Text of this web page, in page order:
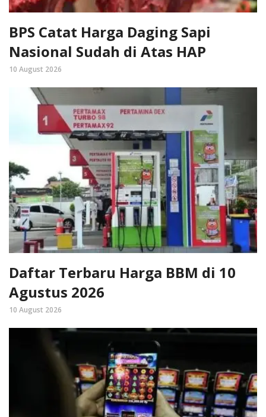
BPS Catat Harga Daging Sapi
Nasional Sudah di Atas HAP
10 August 2026
Daftar Terbaru Harga BBM di 10
Agustus 2026
10 August 2026